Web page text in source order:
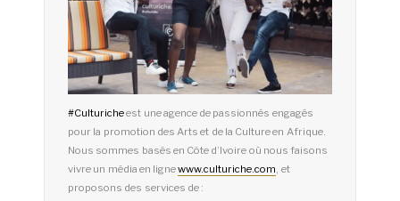
#Culturicheest une agence de passionnés engagés
pour la promotion des Arts et de la Culture en Afrique.
Nous sommes basés en Côte d’Ivoire où nous faisons
vivre un média en lignewww.culturiche.com, et
proposons des services de :